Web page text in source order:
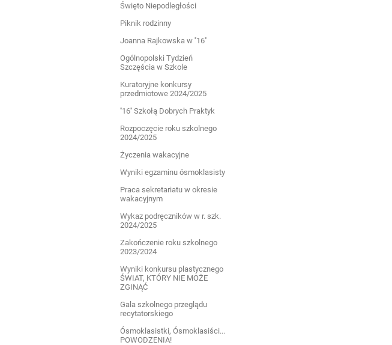
Święto Niepodległości
Piknik rodzinny
Joanna Rajkowska w ''16''
Ogólnopolski Tydzień
Szczęścia w Szkole
Kuratoryjne konkursy
przedmiotowe 2024/2025
''16'' Szkołą Dobrych Praktyk
Rozpoczęcie roku szkolnego
2024/2025
Życzenia wakacyjne
Wyniki egzaminu ósmoklasisty
Praca sekretariatu w okresie
wakacyjnym
Wykaz podręczników w r. szk.
2024/2025
Zakończenie roku szkolnego
2023/2024
Wyniki konkursu plastycznego
ŚWIAT, KTÓRY NIE MOŻE
ZGINĄĆ
Gala szkolnego przeglądu
recytatorskiego
Ósmoklasistki, Ósmoklasiści...
POWODZENIA!